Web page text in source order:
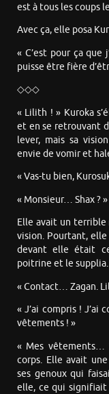
est à tous les coups
Avec ça, elle posa
« C’est pour ça que
puisse être fière
◇◇◇
« Lilith ! » Kuroka
et en se retrouvant
lever, mais sa
envie de vomir et
« Vas-tu bien,
« Monsieur… Shax ? »
Elle avait un terrible
vision. Pourtant,
devant elle était
poitrine et le supplia.
« Contact… Zagan.
« J’ai compris ! J’ai
vêtements ! »
« Mes vêtements…
corps. Elle avait
ses genoux qui
elle, ce qui signifiait